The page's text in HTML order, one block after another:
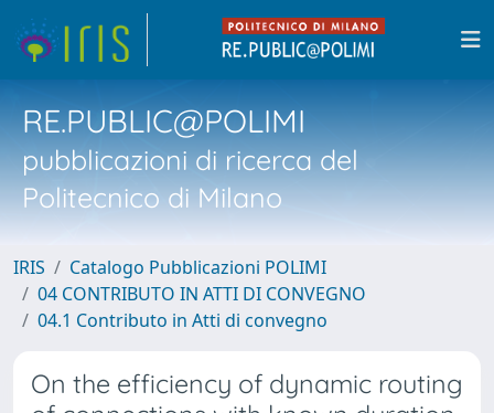
RE.PUBLIC@POLIMI
pubblicazioni di ricerca del
Politecnico di Milano
IRIS
Catalogo Pubblicazioni POLIMI
04 CONTRIBUTO IN ATTI DI CONVEGNO
04.1 Contributo in Atti di convegno
On the efficiency of dynamic routing